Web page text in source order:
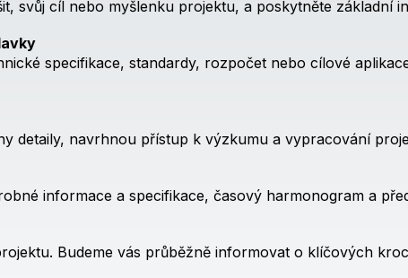
svůj cíl nebo myšlenku projektu, a poskytněte základní
specifikace, standardy, rozpočet nebo cílové
detaily, navrhnou přístup k výzkumu a vypracování
informace a specifikace, časový harmonogram a
Budeme vás průběžně informovat o klíčových